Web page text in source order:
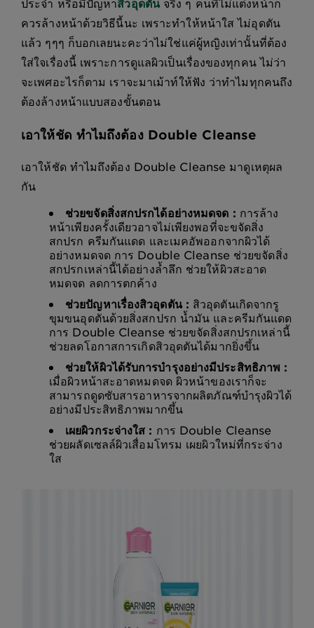
ควรล้างหน้าด้วยวิธีนี้นะ เพราะทำให้หน้าใส ไม่อุดตัน
แล้ว ๆๆๆ ก็บอกเลยนะคะว่าไม่ใช่แค่ผู้หญิงเท่านั้นที่ต้อง
ใส่ใจเรื่องนี้ เพราะการดูแลผิวเป็นเรื่องของทุกคน ไม่ว่า
จะเพศอะไรก็ตาม เราจะมาเม้าท์ให้ฟัง ว่าทำไมทุกคนถึง
ต้องล้างหน้าแบบสองขั้นตอน
เอาให้ชัด ทำไมถึงต้อง Double Cleanse
เอาให้ชัด ทำไมถึงต้อง Double Cleanse มาดูเหตุผล
กัน
ช่วยขจัดสิ่งสกปรกได้อย่างหมดจด : การล้าง
หน้าเพียงครั้งเดียวอาจไม่เพียงพอที่จะขจัดสิ่ง
สกปรก ครีมกันแดด และเมคอัพออกจากผิวได้
อย่างหมดจด การ Double Cleanse ช่วยขจัดสิ่ง
สกปรกเหล่านี้ได้อย่างล้ำลึก ช่วยให้ผิวสะอาด
หมดจด ลดการตกค้าง
ช่วยปัญหาเรื่องสิวอุดตัน : สิวอุดตันเกิดจากรู
ขุมขนอุดตันด้วยสิ่งสกปรก น้ำมัน และครีมกันแดด
การ Double Cleanse ช่วยขจัดสิ่งสกปรกเหล่านี้
ช่วยลดโอกาสการเกิดสิวอุดตันได้มากยิ่งขึ้น
ช่วยให้ผิวได้รับการบำรุงอย่างมีประสิทธิภาพ :
เมื่อผิวหน้าสะอาดหมดจด ผิวหน้าของเราก็จะ
สามารถดูดซับสารอาหารจากผลิตภัณฑ์บำรุงผิวได้
อย่างมีประสิทธิภาพมากขึ้น
เผยผิวกระจ่างใส : การ Double Cleanse
ช่วยผลัดเซลล์ผิวเสื่อมโทรม เผยผิวใหม่ที่กระจ่าง
ใส